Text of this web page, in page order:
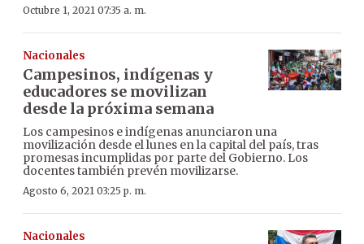
Octubre 1, 2021 07:35 a. m.
Nacionales
Campesinos, indígenas y
educadores se movilizan
desde la próxima semana
Los campesinos e indígenas anunciaron una
movilización desde el lunes en la capital del país, tras
promesas incumplidas por parte del Gobierno. Los
docentes también prevén movilizarse.
Agosto 6, 2021 03:25 p. m.
Nacionales